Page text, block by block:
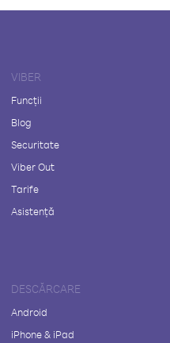
VIBER
Funcții
Blog
Securitate
Viber Out
Tarife
Asistență
DESCĂRCARE
Android
iPhone & iPad